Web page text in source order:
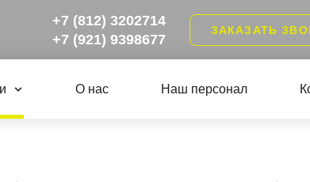
+7 (812) 3202714
+7 (921) 9398677
ЗАКАЗАТЬ
О нас Наш персонал